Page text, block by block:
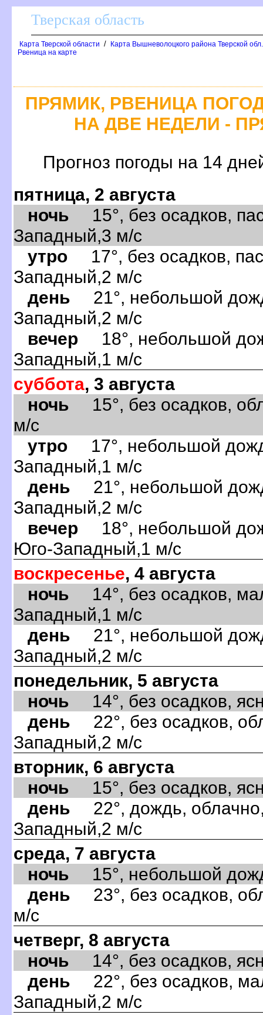
Тверская область
Карта Тверской области /
Карта Вышневолоцкого района Тверской
Рвеница на карте
ПРЯМИК, РВЕНИЦА
НА ДВЕ НЕДЕЛИ -
Прогноз погоды на 14
пятница, 2 августа
ночь 15°, без осадков,
Западный,3 м/с
утро 17°, без осадков,
Западный,2 м/с
день 21°, небольшой
Западный,2 м/с
вечер 18°, небольшой
Западный,1 м/с
суббота, 3 августа
ночь 15°, без осадков,
м/с
утро 17°, небольшой
Западный,1 м/с
день 21°, небольшой
Западный,2 м/с
вечер 18°, небольшой
Юго-Западный,1 м/с
воскресенье, 4 августа
ночь 14°, без осадков,
Западный,1 м/с
день 21°, небольшой
Западный,2 м/с
понедельник, 5 августа
ночь 14°, без осадков,
день 22°, без осадков,
Западный,2 м/с
вторник, 6 августа
ночь 15°, без осадков,
день 22°, дождь,
Западный,2 м/с
среда, 7 августа
ночь 15°, небольшой
день 23°, без осадков,
м/с
четверг, 8 августа
ночь 14°, без осадков,
день 22°, без осадков,
Западный,2 м/с